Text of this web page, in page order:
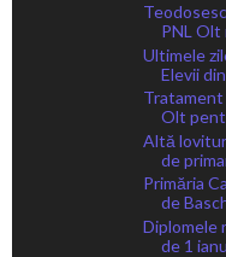
PNL Olt
Ultimele
Elevii
Tratament
Olt
Altă
de
Primăria
de
Diplomele
de 1